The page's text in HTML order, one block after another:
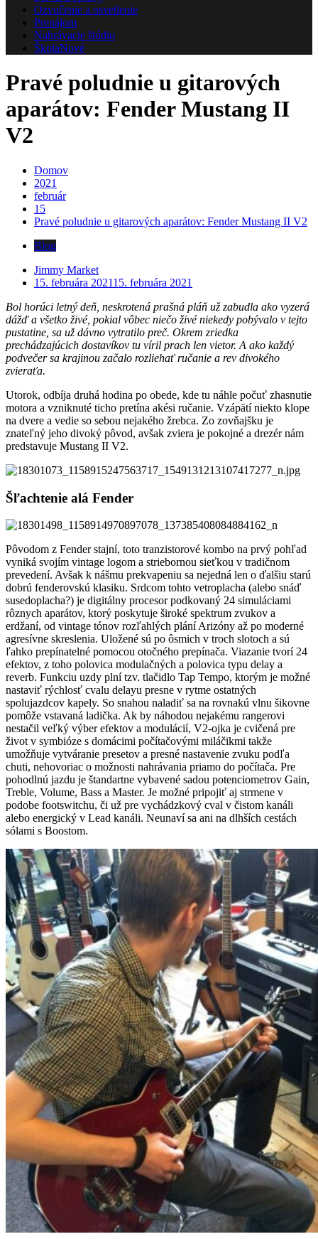
Ozvučenie a osvetlenie
Prenájom
Nahrávacie štúdio
ŠkolaNové
Pravé poludnie u gitarových
aparátov: Fender Mustang II
V2
Domov
2021
február
15
Pravé poludnie u gitarových aparátov: Fender Mustang II V2
Blog
Jimmy Market
15. februára 202115. februára 2021
Bol horúci letný deň, neskrotená prašná pláň už zabudla ako vyzerá
dážď a všetko živé, pokial vôbec niečo živé niekedy pobývalo v tejto
pustatine, sa už dávno vytratilo preč. Okrem zriedka
prechádzajúcich dostavíkov tu víril prach len vietor. A ako každý
podvečer sa krajinou začalo rozliehať ručanie a rev divokého
zvieraťa.
Utorok, odbíja druhá hodina po obede, kde tu náhle počuť zhasnutie
motora a vzniknuté ticho pretína akési ručanie. Vzápätí niekto klope
na dvere a vedie so sebou nejakého žrebca. Zo zovňajšku je
znateľný jeho divoký pôvod, avšak zviera je pokojné a drezér nám
predstavuje Mustang II V2.
Šľachtenie alá Fender
Pôvodom z Fender stajní, toto tranzistorové kombo na prvý pohľad
vyniká svojím vintage logom a striebornou sieťkou v tradičnom
prevedení. Avšak k nášmu prekvapeniu sa nejedná len o ďalšiu starú
dobrú fenderovskú klasiku. Srdcom tohto vetroplacha (alebo snáď
susedoplacha?) je digitálny procesor podkovaný 24 simuláciami
rôznych aparátov, ktorý poskytuje široké spektrum zvukov a
erdžaní, od vintage tónov rozľahlých plání Arizóny až po moderné
agresívne skreslenia. Uložené sú po ôsmich v troch slotoch a sú
ľahko prepínatelné pomocou otočného prepínača. Viazanie tvorí 24
efektov, z toho polovica modulačných a polovica typu delay a
reverb. Funkciu uzdy plní tzv. tlačidlo Tap Tempo, ktorým je možné
nastaviť rýchlosť cvalu delayu presne v rytme ostatných
spolujazdcov kapely. So snahou naladiť sa na rovnakú vlnu šikovne
pomôže vstavaná ladička. Ak by náhodou nejakému rangerovi
nestačil veľký výber efektov a modulácií, V2-ojka je cvičená pre
život v symbióze s domácimi počítačovými miláčikmi takže
umožňuje vytváranie presetov a presné nastavenie zvuku podľa
chuti, nehovoriac o možnosti nahrávania priamo do počítača. Pre
pohodlnú jazdu je štandartne vybavené sadou potenciometrov Gain,
Treble, Volume, Bass a Master. Je možné pripojiť aj strmene v
podobe footswitchu, či už pre vychádzkový cval v čistom kanáli
alebo energický v Lead kanáli. Neunaví sa ani na dlhších cestách
sólami s Boostom.